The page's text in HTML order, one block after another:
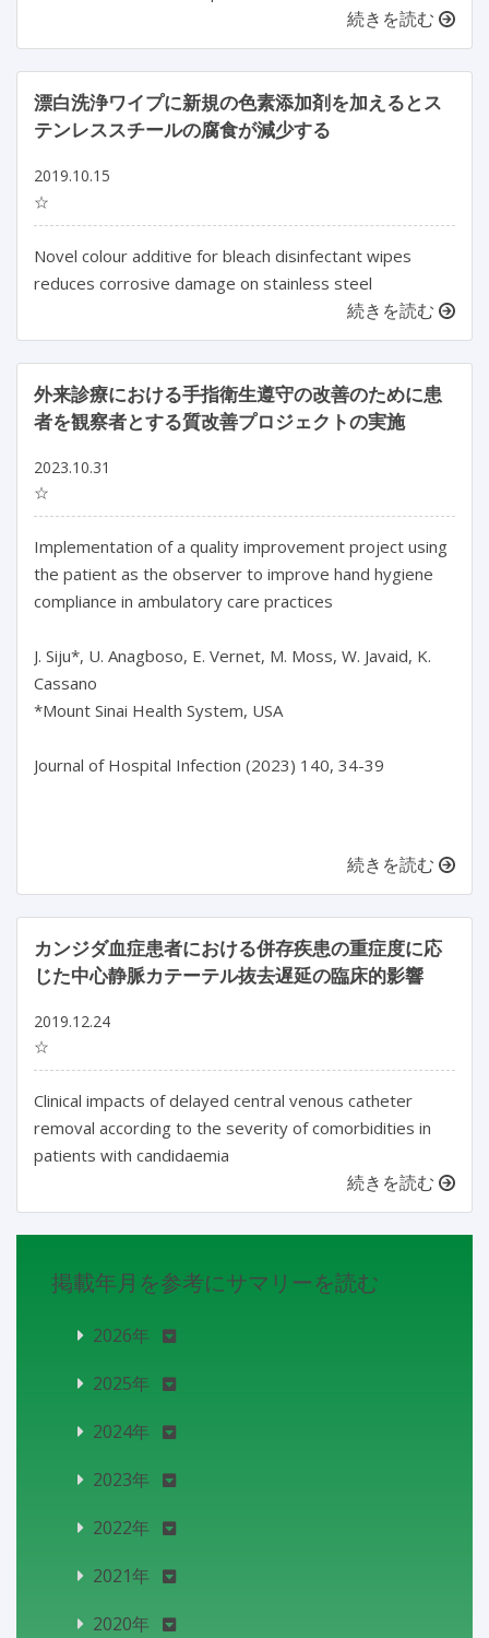
続きを読む
漂白洗浄ワイプに新規の色素添加剤を加えるとス
テンレススチールの腐食が減少する
2019.10.15
☆
Novel colour additive for bleach disinfectant wipes
reduces corrosive damage on stainless steel
続きを読む
外来診療における手指衛生遵守の改善のために患
者を観察者とする質改善プロジェクトの実施
2023.10.31
☆
Implementation of a quality improvement project using
the patient as the observer to improve hand hygiene
compliance in ambulatory care practices
J. Siju*, U. Anagboso, E. Vernet, M. Moss, W. Javaid, K.
Cassano
*Mount Sinai Health System, USA
Journal of Hospital Infection (2023) 140, 34-39
続きを読む
カンジダ血症患者における併存疾患の重症度に応
じた中心静脈カテーテル抜去遅延の臨床的影響
2019.12.24
☆
Clinical impacts of delayed central venous catheter
removal according to the severity of comorbidities in
patients with candidaemia
続きを読む
掲載年月を参考にサマリーを読む
2026年
2025年
2024年
2023年
2022年
2021年
2020年